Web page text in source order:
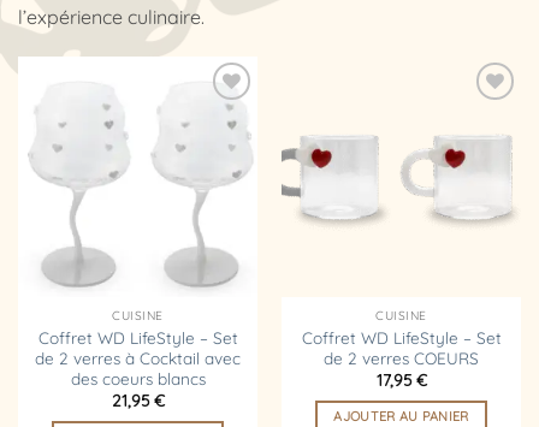
l’expérience culinaire.
Ajouter
à la
liste
d’envies
CUISINE
Coffret WD LifeStyle – Set
de 2 verres à Cocktail avec
des coeurs blancs
21,95€
à la
d’envies
CUISINE
Coffret WD LifeStyle – Set
de 2 verres COEURS
17,95€
AJOUTER AU PANIER